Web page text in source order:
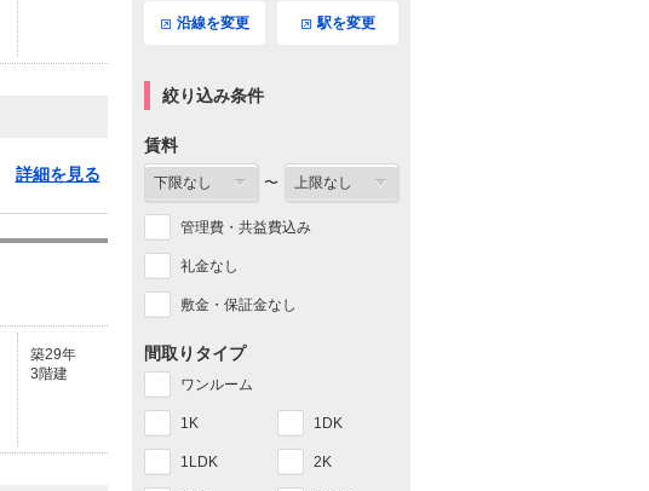
詳細を見る
築29年
3階建
沿線を変更 駅を変更
絞り込み条件
賃料
〜
管理費・共益費込み
礼金なし
敷金・保証金なし
間取りタイプ
ワンルーム
1K 1DK
1LDK 2K